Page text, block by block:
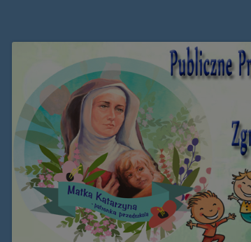
Publiczne Przedszkole z
Augustianek